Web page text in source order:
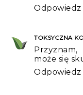
Odpowiedz
TOKSYCZNA
może się
Odpowiedz